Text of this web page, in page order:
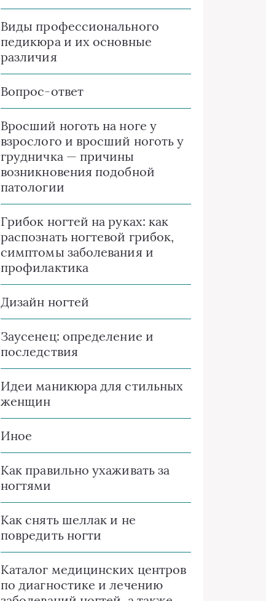
Виды профессионального
педикюра и их основные
различия
Вопрос-ответ
Вросший ноготь на ноге у
взрослого и вросший ноготь у
грудничка — причины
возникновения подобной
патологии
Грибок ногтей на руках: как
распознать ногтевой грибок,
симптомы заболевания и
профилактика
Дизайн ногтей
Заусенец: определение и
последствия
Идеи маникюра для стильных
женщин
Иное
Как правильно ухаживать за
ногтями
Как снять шеллак и не
повредить ногти
Каталог медицинских центров
по диагностике и лечению